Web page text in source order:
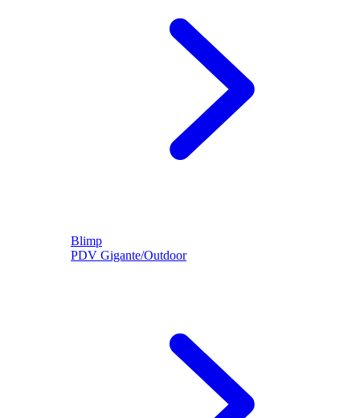
Blimp
PDV Gigante/Outdoor